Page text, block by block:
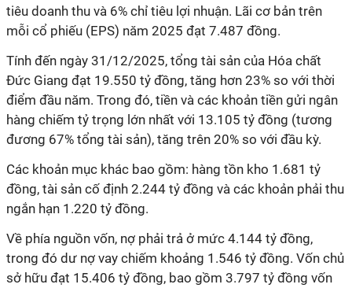
tiêu doanh thu và 6% chỉ tiêu lợi nhuận. Lãi cơ bản trên
mỗi cổ phiếu (EPS) năm 2025 đạt 7.487 đồng.
Tính đến ngày 31/12/2025, tổng tài sản của Hóa chất
Đức Giang đạt 19.550 tỷ đồng, tăng hơn 23% so với thời
điểm đầu năm. Trong đó, tiền và các khoản tiền gửi ngân
hàng chiếm tỷ trọng lớn nhất với 13.105 tỷ đồng (tương
đương 67% tổng tài sản), tăng trên 20% so với đầu kỳ.
Các khoản mục khác bao gồm: hàng tồn kho 1.681 tỷ
đồng, tài sản cố định 2.244 tỷ đồng và các khoản phải thu
ngắn hạn 1.220 tỷ đồng.
Về phía nguồn vốn, nợ phải trả ở mức 4.144 tỷ đồng,
trong đó dư nợ vay chiếm khoảng 1.546 tỷ đồng. Vốn chủ
sở hữu đạt 15.406 tỷ đồng, bao gồm 3.797 tỷ đồng vốn